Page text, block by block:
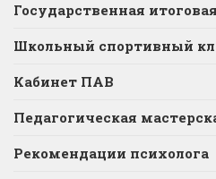
Государственная
Школьный спортивный
Кабинет ПАВ
Педагогическая
Рекомендации психолога